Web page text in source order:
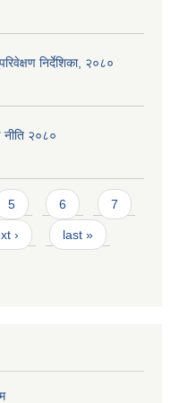
निर्देशिका, २०८०
२०८०
5 6 7
› last »